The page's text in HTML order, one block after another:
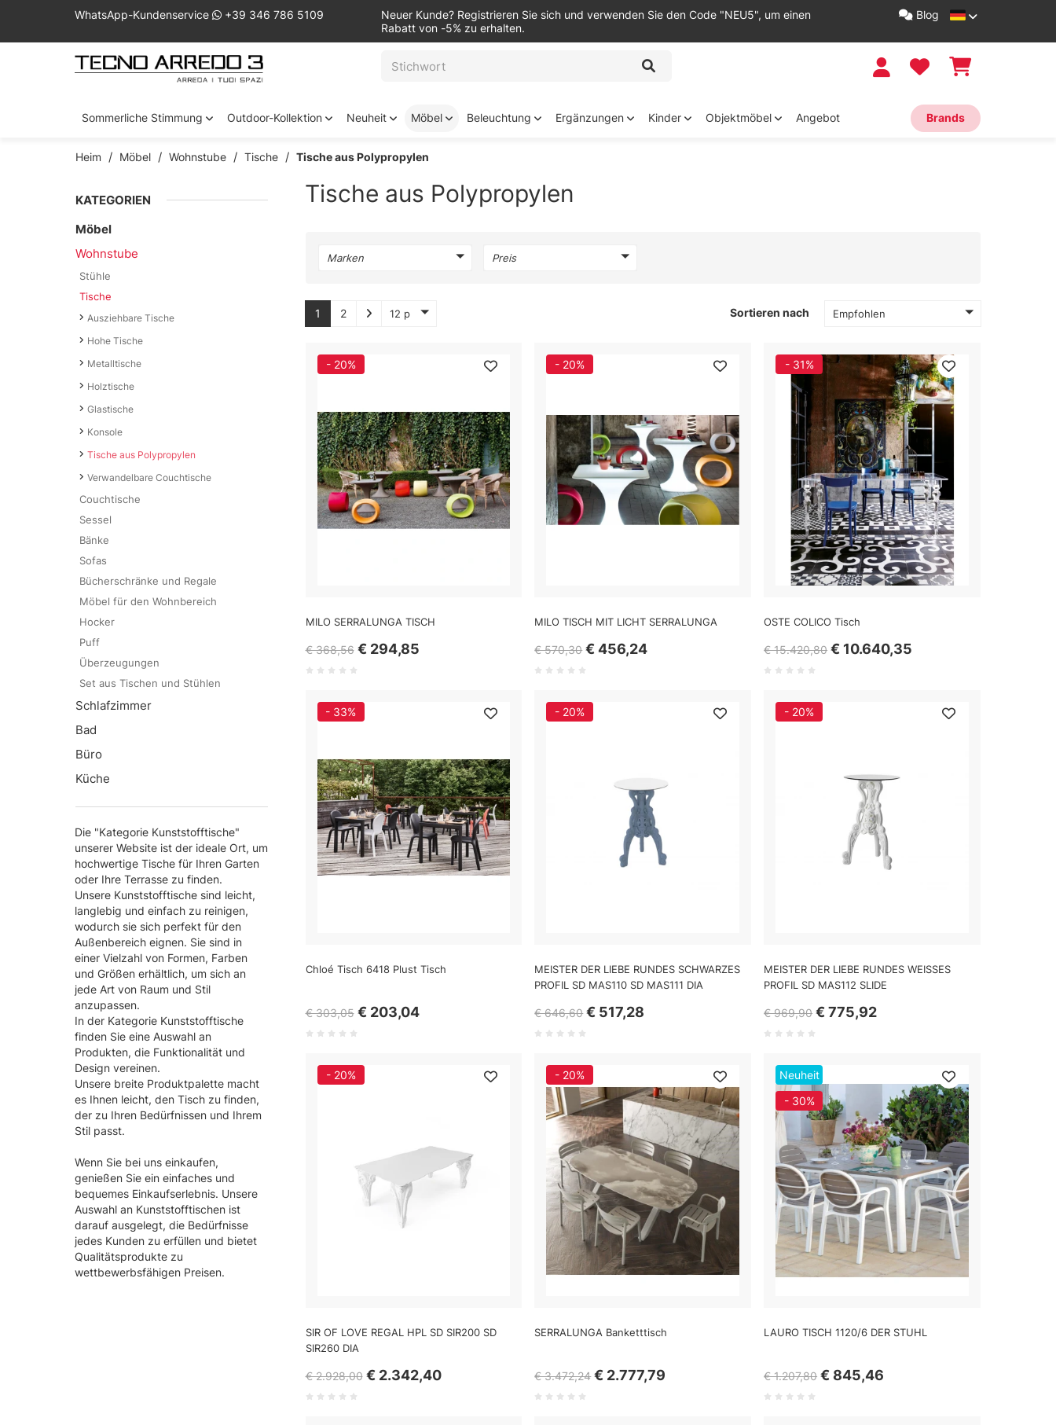
WhatsApp-Kundenservice +39 346 786 5109
Neuer Kunde? Registrieren Sie sich und verwenden Sie den Code "NEU5", um einen
Rabatt von -5% zu erhalten.
Blog
Sommerliche Stimmung Outdoor-Kollektion Neuheit Möbel Beleuchtung Ergänzungen Kinder Objektmöbel Angebot Brands
Heim Möbel Wohnstube Tische Tische aus Polypropylen
KATEGORIEN
Möbel
Wohnstube
Stühle
Tische
Ausziehbare Tische
Hohe Tische
Metalltische
Holztische
Glastische
Konsole
Tische aus Polypropylen
Verwandelbare Couchtische
Couchtische
Sessel
Bänke
Sofas
Bücherschränke und Regale
Möbel für den Wohnbereich
Hocker
Puff
Überzeugungen
Set aus Tischen und Stühlen
Schlafzimmer
Bad
Büro
Küche
Die "Kategorie Kunststofftische"
unserer Website ist der ideale Ort, um
hochwertige Tische für Ihren Garten
oder Ihre Terrasse zu finden.
Unsere Kunststofftische sind leicht,
langlebig und einfach zu reinigen,
wodurch sie sich perfekt für den
Außenbereich eignen. Sie sind in
einer Vielzahl von Formen, Farben
und Größen erhältlich, um sich an
jede Art von Raum und Stil
anzupassen.
In der Kategorie Kunststofftische
finden Sie eine Auswahl an
Produkten, die Funktionalität und
Design vereinen.
Unsere breite Produktpalette macht
es Ihnen leicht, den Tisch zu finden,
der zu Ihren Bedürfnissen und Ihrem
Stil passt.
Wenn Sie bei uns einkaufen,
genießen Sie ein einfaches und
bequemes Einkaufserlebnis. Unsere
Auswahl an Kunststofftischen ist
darauf ausgelegt, die Bedürfnisse
jedes Kunden zu erfüllen und bietet
Qualitätsprodukte zu
wettbewerbsfähigen Preisen.
Tische aus Polypropylen
Marken Preis
1 2 12 p Sortieren nach Empfohlen
- 20%
MILO SERRALUNGA TISCH
€ 368,56 € 294,85
- 20%
MILO TISCH MIT LICHT SERRALUNGA
€ 570,30 € 456,24
- 31%
OSTE COLICO Tisch
€ 15.420,80 € 10.640,35
- 33%
Chloé Tisch 6418 Plust Tisch
€ 303,05 € 203,04
- 20%
MEISTER DER LIEBE RUNDES SCHWARZES
PROFIL SD MAS110 SD MAS111 DIA
€ 646,60 € 517,28
- 20%
MEISTER DER LIEBE RUNDES WEISSES
PROFIL SD MAS112 SLIDE
€ 969,90 € 775,92
- 20%
SIR OF LOVE REGAL HPL SD SIR200 SD
SIR260 DIA
€ 2.928,00 € 2.342,40
- 20%
SERRALUNGA Banketttisch
€ 3.472,24 € 2.777,79
Neuheit
- 30%
LAURO TISCH 1120/6 DER STUHL
€ 1.207,80 € 845,46